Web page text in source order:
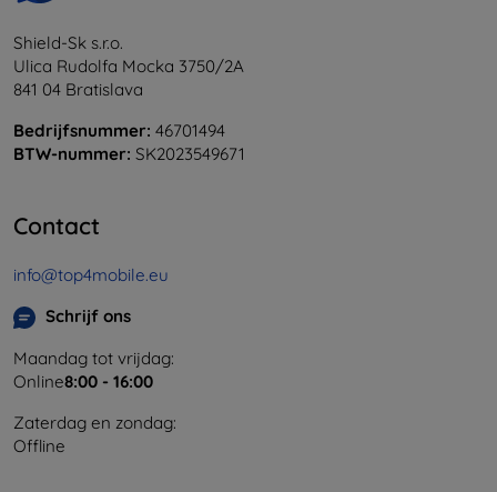
Shield-Sk s.r.o.
Ulica Rudolfa Mocka 3750/2A
841 04 Bratislava
Bedrijfsnummer: 46701494
BTW-nummer: SK2023549671
Contact
info@top4mobile.eu
Schrijf ons
Maandag tot vrijdag:
Online8:00 - 16:00
Zaterdag en zondag:
Offline